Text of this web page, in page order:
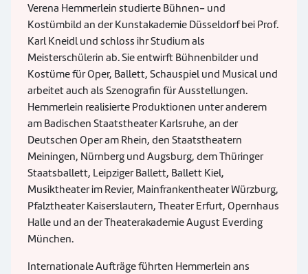
Verena Hemmerlein studierte Bühnen- und
Kostümbild an der Kunstakademie Düsseldorf bei Prof.
Karl Kneidl und schloss ihr Studium als
Meisterschülerin ab. Sie entwirft Bühnenbilder und
Kostüme für Oper, Ballett, Schauspiel und Musical und
arbeitet auch als Szenografin für Ausstellungen.
Hemmerlein realisierte Produktionen unter anderem
am Badischen Staatstheater Karlsruhe, an der
Deutschen Oper am Rhein, den Staatstheatern
Meiningen, Nürnberg und Augsburg, dem Thüringer
Staatsballett, Leipziger Ballett, Ballett Kiel,
Musiktheater im Revier, Mainfrankentheater Würzburg,
Pfalztheater Kaiserslautern, Theater Erfurt, Opernhaus
Halle und an der Theaterakademie August Everding
München.
Internationale Aufträge führten Hemmerlein ans